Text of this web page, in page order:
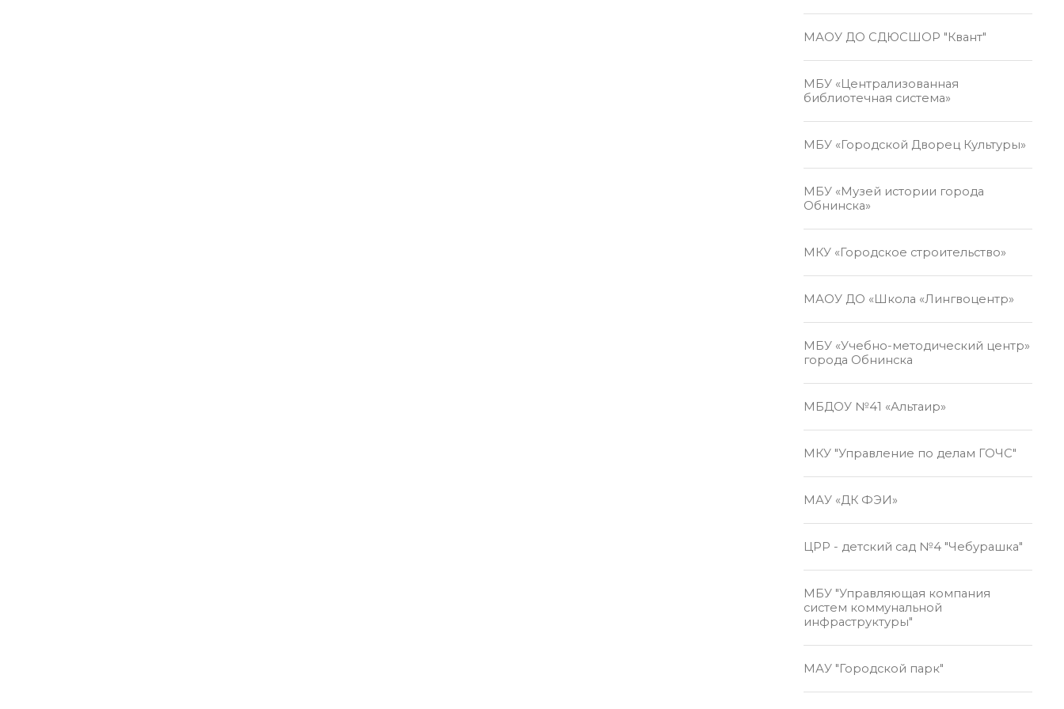
МАОУ ДО СДЮСШОР "Квант"
МБУ «Централизованная
библиотечная система»
МБУ «Городской Дворец Культуры»
МБУ «Музей истории города
Обнинска»
МКУ «Городское строительство»
МАОУ ДО «Школа «Лингвоцентр»
МБУ «Учебно-методический центр»
города Обнинска
МБДОУ №41 «Альтаир»
МКУ "Управление по делам ГОЧС"
МАУ «ДК ФЭИ»
ЦРР - детский сад №4 "Чебурашка"
МБУ "Управляющая компания
систем коммунальной
инфраструктуры"
МАУ "Городской парк"